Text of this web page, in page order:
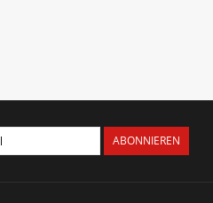
ABONNIEREN